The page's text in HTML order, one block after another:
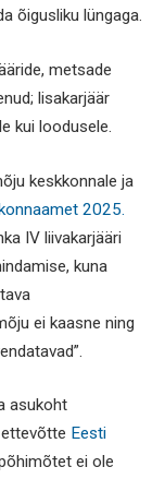
õigusliku lüngaga.
metsade
lisakarjäär
kui loodusele.
keskkonnale ja
2025.
IV liivakarjääri
kuna
ei kaasne ning
asukoht
Eesti
ei ole